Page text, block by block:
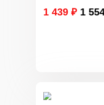
1 439 ₽ 1